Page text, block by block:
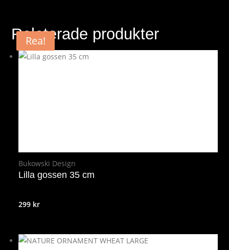
Relaterade produkter
Bukowski Design
Lilla gossen 35 cm
299 kr
Rea!
Rea!